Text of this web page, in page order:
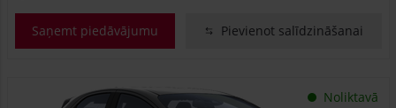
Saņemt piedāvājumu Pievienot salīdzināšanai
Noliktavā